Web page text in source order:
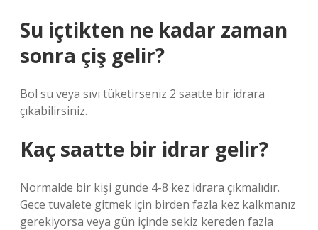
Su içtikten ne kadar zaman
sonra çiş gelir?
Bol su veya sıvı tüketirseniz 2 saatte bir idrara
çıkabilirsiniz.
Kaç saatte bir idrar gelir?
Normalde bir kişi günde 4-8 kez idrara çıkmalıdır.
Gece tuvalete gitmek için birden fazla kez kalkmanız
gerekiyorsa veya gün içinde sekiz kereden fazla